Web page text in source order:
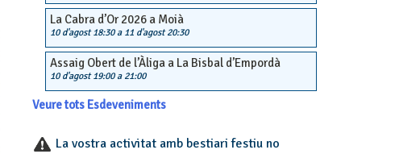
La Cabra d’Or 2026 a Moià
10 d'agost 18:30a 11 d'agost 20:30
Assaig Obert de l’Àliga a La Bisbal d’Empordà
10 d'agost 19:00a 21:00
Veure tots Esdeveniments
La vostra activitat amb bestiari festiu no